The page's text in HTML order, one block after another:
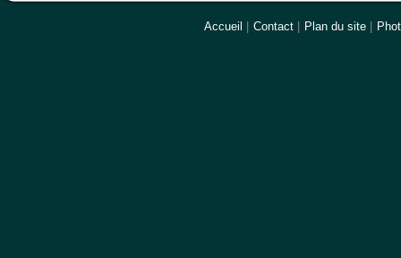
Accueil Contact Plan du site